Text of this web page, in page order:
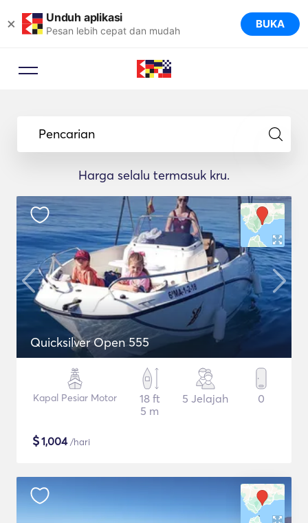
× Unduh aplikasi
Pesan lebih cepat dan mudah BUKA
Pencarian
Harga selalu termasuk kru.
Quicksilver Open 555
Kapal Pesiar Motor
18 ft
5 m
5 Jelajah 0
$1,004/hari